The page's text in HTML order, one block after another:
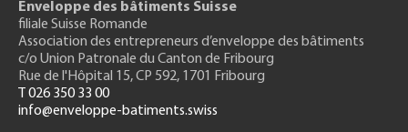
Enveloppe des bâtiments Suisse
filiale Suisse Romande
Association des entrepreneurs d’enveloppe des bâtiments
c/o Union Patronale du Canton de Fribourg
Rue de l'Hôpital 15, CP 592, 1701 Fribourg
T 026 350 33 00
info@enveloppe-batiments.swiss